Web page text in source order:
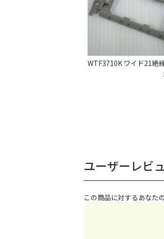
WTF3710K ワイド21絶
ユーザーレビ
この商品に対するあなた